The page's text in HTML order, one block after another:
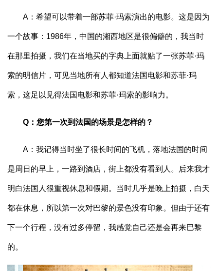
A：希望可以带着一部苏菲·玛索演出的电影。这是因为
一个故事：1986年，中国的湘西地区是很偏僻的，我当时
在那里拍摄，我们在当地买的字典上面就贴了一张苏菲·玛
索的明信片，可见当地所有人都知道法国电影和苏菲·玛
索，这足以见得法国电影和苏菲·玛索的影响力。
Q：您第一次到法国的场景是怎样的？
A：我记得当时坐了很长时间的飞机，落地法国的时间
是周日的早上，一路到酒店，街上都没有看到人。后来我才
明白法国人很重视休息和假期。当时几乎是晚上拍摄，白天
都在休息，所以第一次对巴黎的景色没有印象。但由于还有
下一个行程，没有过多停留，我感觉自己还是会再来巴黎
的。